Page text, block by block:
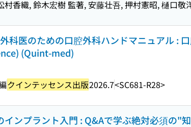
村香織, 鈴木宏樹 監著, 安藤壮吾, 押村憲昭, 樋口敬
科医のための口腔外科ハンドマニュアル :
(Quint-med)
クインテッセンス出版2026.7<SC681-R28>
インプラント入門 : Q&Aで学ぶ絶対必須の"